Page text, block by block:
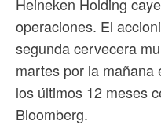
operaciones. El
segunda cervecera
martes por la mañana
los últimos 12 meses
Bloomberg.